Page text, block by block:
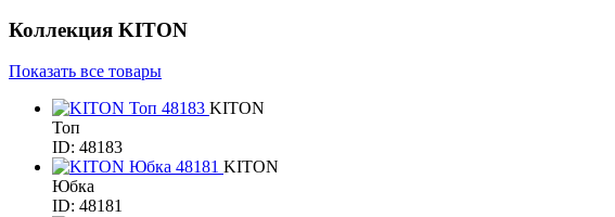
Коллекция KITON
Показать все товары
KITON
Топ
ID: 48183
KITON
Юбка
ID: 48181